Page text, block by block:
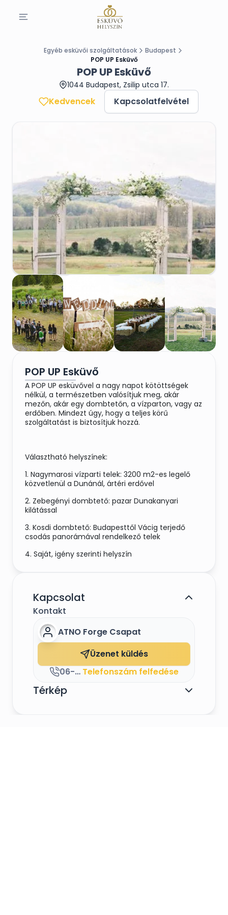
Egyéb esküvői szolgáltatások
Budapest
POP UP Esküvő
POP UP Esküvő
1044 Budapest, Zsilip utca 17.
Kedvencek Kapcsolatfelvétel
POP UP Esküvő
A POP UP esküvővel a nagy napot kötöttségek
nélkül, a természetben valósítjuk meg, akár
mezőn, akár egy dombtetőn, a vízparton, vagy az
erdőben. Mindezt úgy, hogy a teljes körű
szolgáltatást is biztosítjuk hozzá.
Választható helyszínek:
1. Nagymarosi vízparti telek: 3200 m2-es legelő
közvetlenül a Dunánál, ártéri erdővel
2. Zebegényi dombtető: pazar Dunakanyari
kilátással
3. Kosdi dombtető: Budapesttől Vácig terjedő
csodás panorámával rendelkező telek
4. Saját, igény szerinti helyszín
Kapcsolat
Kontakt
ATNO Forge Csapat
Üzenet küldés
06-70-6050-557 Telefonszám felfedése
Térkép